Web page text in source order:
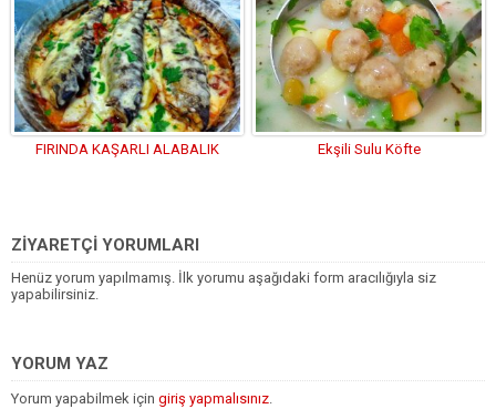
FIRINDA KAŞARLI ALABALIK Ekşili Sulu Köfte
ZİYARETÇİ YORUMLARI
Henüz yorum yapılmamış. İlk yorumu aşağıdaki form aracılığıyla siz
yapabilirsiniz.
YORUM YAZ
Yorum yapabilmek için giriş yapmalısınız.